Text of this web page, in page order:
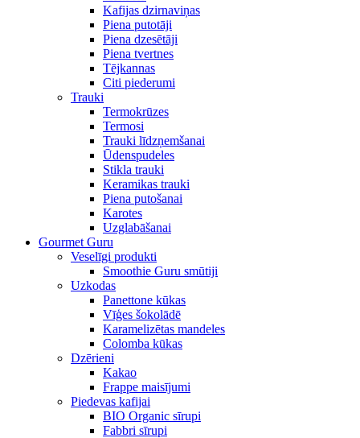
Kafijas dzirnaviņas
Piena putotāji
Piena dzesētāji
Piena tvertnes
Tējkannas
Citi piederumi
Trauki
Termokrūzes
Termosi
Trauki līdzņemšanai
Ūdenspudeles
Stikla trauki
Keramikas trauki
Piena putošanai
Karotes
Uzglabāšanai
Gourmet Guru
Veselīgi produkti
Smoothie Guru smūtiji
Uzkodas
Panettone kūkas
Vīģes šokolādē
Karamelizētas mandeles
Colomba kūkas
Dzērieni
Kakao
Frappe maisījumi
Piedevas kafijai
BIO Organic sīrupi
Fabbri sīrupi